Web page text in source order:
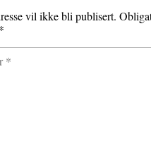
vil ikke bli publisert.
*